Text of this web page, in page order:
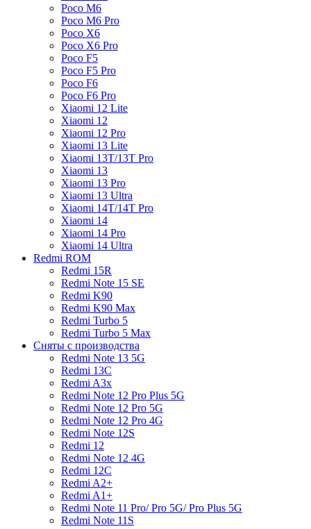
Poco M6
Poco M6 Pro
Poco X6
Poco X6 Pro
Poco F5
Poco F5 Pro
Poco F6
Poco F6 Pro
Xiaomi 12 Lite
Xiaomi 12
Xiaomi 12 Pro
Xiaomi 13 Lite
Xiaomi 13T/13T Pro
Xiaomi 13
Xiaomi 13 Pro
Xiaomi 13 Ultra
Xiaomi 14T/14T Pro
Xiaomi 14
Xiaomi 14 Pro
Xiaomi 14 Ultra
Redmi ROM
Redmi 15R
Redmi Note 15 SE
Redmi K90
Redmi K90 Max
Redmi Turbo 5
Redmi Turbo 5 Max
Сняты с производства
Redmi Note 13 5G
Redmi 13C
Redmi A3x
Redmi Note 12 Pro Plus 5G
Redmi Note 12 Pro 5G
Redmi Note 12 Pro 4G
Redmi Note 12S
Redmi 12
Redmi Note 12 4G
Redmi 12C
Redmi A2+
Redmi A1+
Redmi Note 11 Pro/ Pro 5G/ Pro Plus 5G
Redmi Note 11S